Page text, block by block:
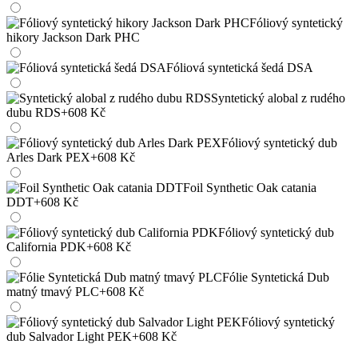
Fóliový syntetický
hikory Jackson Dark PHC
Fóliová syntetická šedá DSA
Syntetický alobal z rudého
dubu RDS+608 Kč
Fóliový syntetický dub
Arles Dark PEX+608 Kč
Foil Synthetic Oak catania
DDT+608 Kč
Fóliový syntetický dub
California PDK+608 Kč
Fólie Syntetická Dub
matný tmavý PLC+608 Kč
Fóliový syntetický
dub Salvador Light PEK+608 Kč